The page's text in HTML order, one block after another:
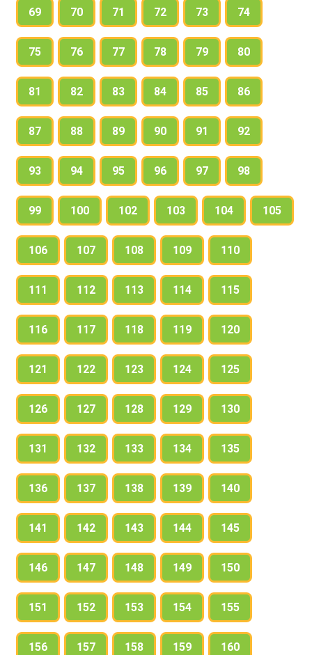
69 70 71 72 73 74
75 76 77 78 79 80
81 82 83 84 85 86
87 88 89 90 91 92
93 94 95 96 97 98
99 100 102 103 104 105
106 107 108 109 110
111 112 113 114 115
116 117 118 119 120
121 122 123 124 125
126 127 128 129 130
131 132 133 134 135
136 137 138 139 140
141 142 143 144 145
146 147 148 149 150
151 152 153 154 155
156 157 158 159 160